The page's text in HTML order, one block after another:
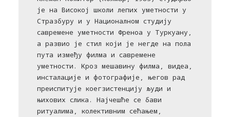
је на Високој школи лепих уметности у
Стразбуру и у Националном студију
савремене уметности Френоа у Туркуану,
а развио је стил који је негде на пола
пута између филма и савремене
уметности. Кроз мешавину филма, видеа,
инсталације и фотографије, његов рад
преиспитује коегзистенцију људи и
њихових слика. Најчешће се бави
ритуалима, колективним сећањем,